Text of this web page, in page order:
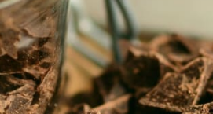
UFO A
MIMOZEMŠŤANÉ
UTAJENÉ PŘÍBĚHY
ČESKÝCH DĚJIN